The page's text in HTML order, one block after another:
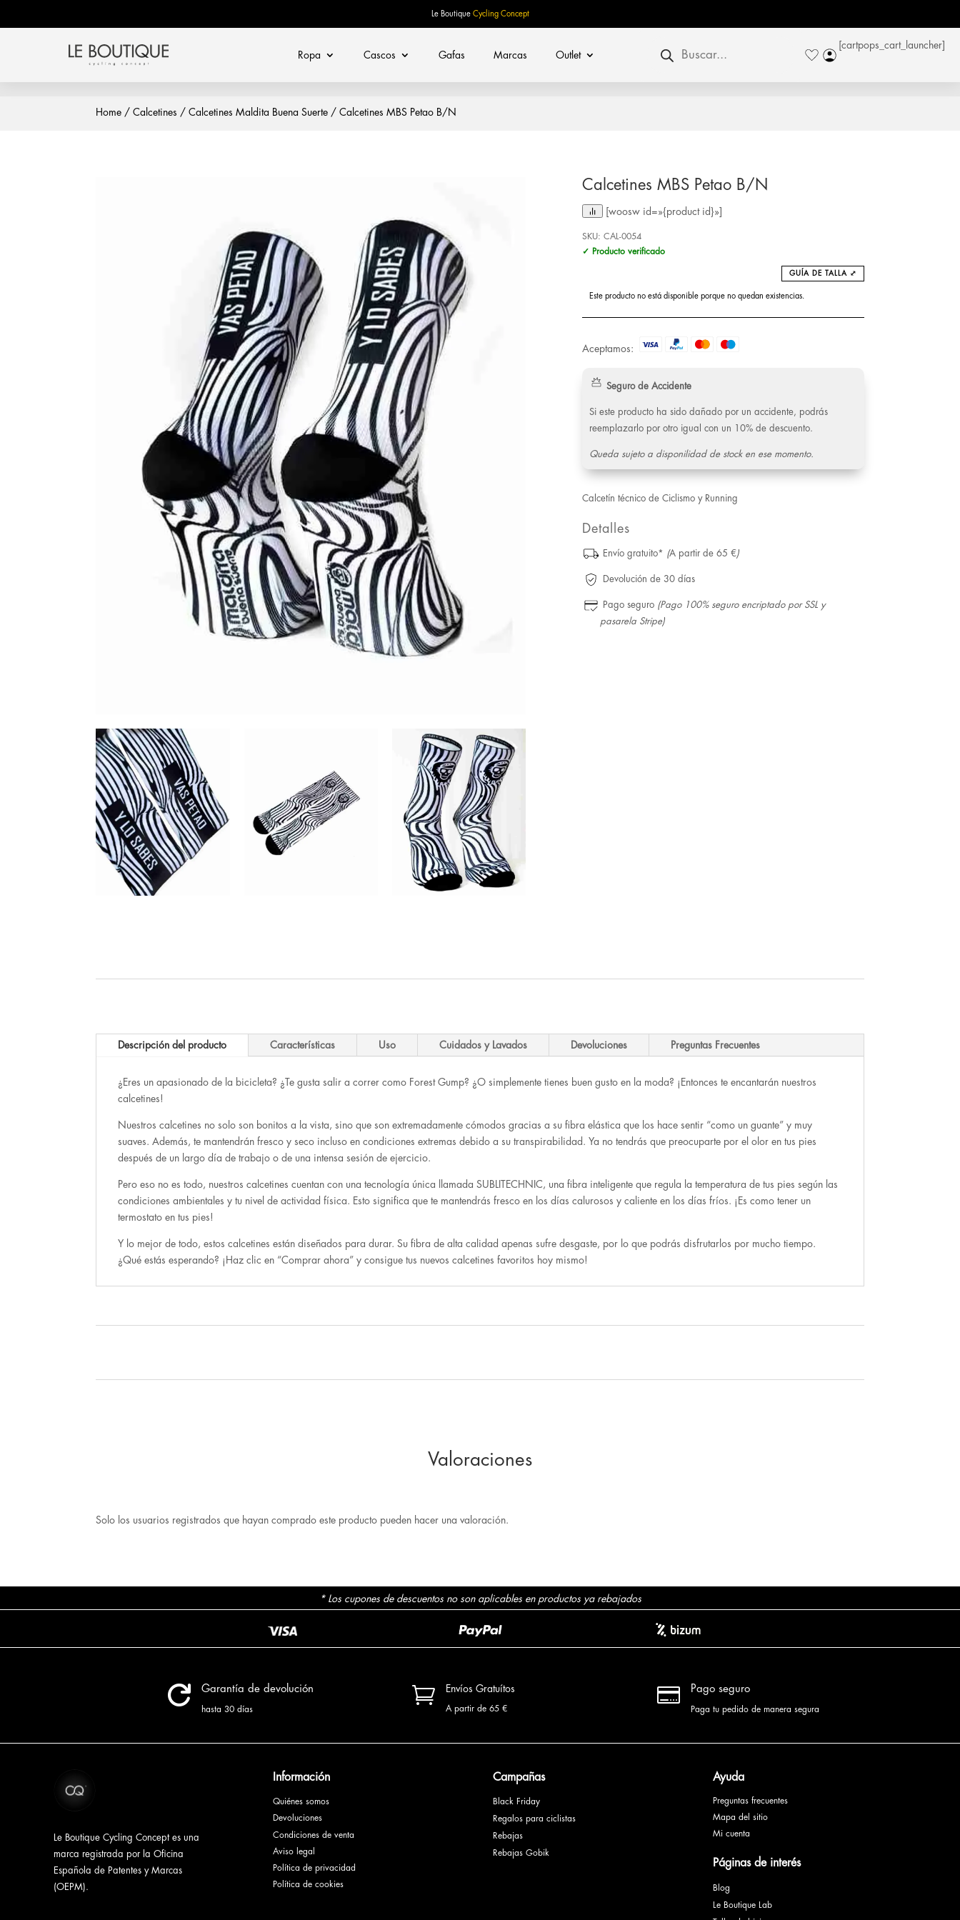
Le Boutique Cycling Concept
Ropa Cascos Gafas Marcas Outlet
productos
[cartpops_cart_launcher]
Home /Calcetines /Calcetines Maldita Buena Suerte / Calcetines MBS Petao B/N
Calcetines MBS Petao B/N
[woosw id=»{product id}»]
SKU: CAL-0054
✓ Producto verificado
GUÍA DE TALLA ⤢
Este producto no está disponible porque no quedan existencias.
Aceptamos:
Seguro de Accidente
Si este producto ha sido dañado por un accidente, podrás
reemplazarlo por otro igual con un 10% de descuento.
Queda sujeto a disponilidad de stock en ese momento.
Calcetín técnico de Ciclismo y Running
Detalles
Envío gratuito* (A partir de 65 €)
Devolución de 30 días
Pago seguro (Pago 100% seguro encriptado por SSL y
pasarela Stripe)
Descripción del producto Características Uso Cuidados y Lavados Devoluciones Preguntas Frecuentes
¿Eres un apasionado de la bicicleta? ¿Te gusta salir a correr como Forest Gump? ¿O simplemente tienes buen gusto en la moda? ¡Entonces te encantarán nuestros
calcetines!
Nuestros calcetines no solo son bonitos a la vista, sino que son extremadamente cómodos gracias a su fibra elástica que los hace sentir “como un guante” y muy
suaves. Además, te mantendrán fresco y seco incluso en condiciones extremas debido a su transpirabilidad. Ya no tendrás que preocuparte por el olor en tus pies
después de un largo día de trabajo o de una intensa sesión de ejercicio.
Pero eso no es todo, nuestros calcetines cuentan con una tecnología única llamada SUBLITECHNIC, una fibra inteligente que regula la temperatura de tus pies según las
condiciones ambientales y tu nivel de actividad física. Esto significa que te mantendrás fresco en los días calurosos y caliente en los días fríos. ¡Es como tener un
termostato en tus pies!
Y lo mejor de todo, estos calcetines están diseñados para durar. Su fibra de alta calidad apenas sufre desgaste, por lo que podrás disfrutarlos por mucho tiempo.
¿Qué estás esperando? ¡Haz clic en “Comprar ahora” y consigue tus nuevos calcetines favoritos hoy mismo!
Valoraciones
Solo los usuarios registrados que hayan comprado este producto pueden hacer una valoración.
* Los cupones de descuentos no son aplicables en productos ya rebajados
 Garantía de devolución
hasta 30 días
 Envíos Gratuítos
A partir de 65 €
 Pago seguro
Paga tu pedido de manera segura
Le Boutique Cycling Concept es una
marca registrada por la Oficina
Española de Patentes y Marcas
(OEPM).
Información
Quiénes somos
Devoluciones
Condiciones de venta
Aviso legal
Política de privacidad
Política de cookies
Campañas
Black Friday
Regalos para ciclistas
Rebajas
Rebajas Gobik
Ayuda
Preguntas frecuentes
Mapa del sitio
Mi cuenta
Páginas de interés
Blog
Le Boutique Lab